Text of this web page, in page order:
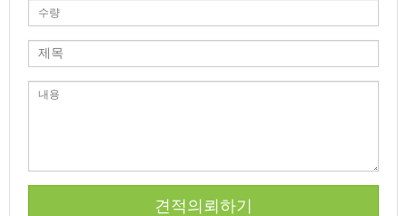
견적의뢰하기